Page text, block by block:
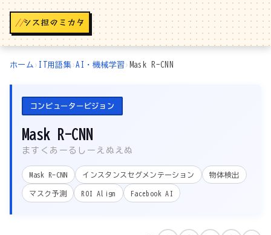
//
ホーム › IT用語集›AI・機械学習 › Mask R-CNN
コンピュータービジョン
Mask R-CNN
ますくあーるしーえぬえぬ
Mask R-CNN インスタンスセグメンテーション 物体検出
マスク予測 ROI Align Facebook AI